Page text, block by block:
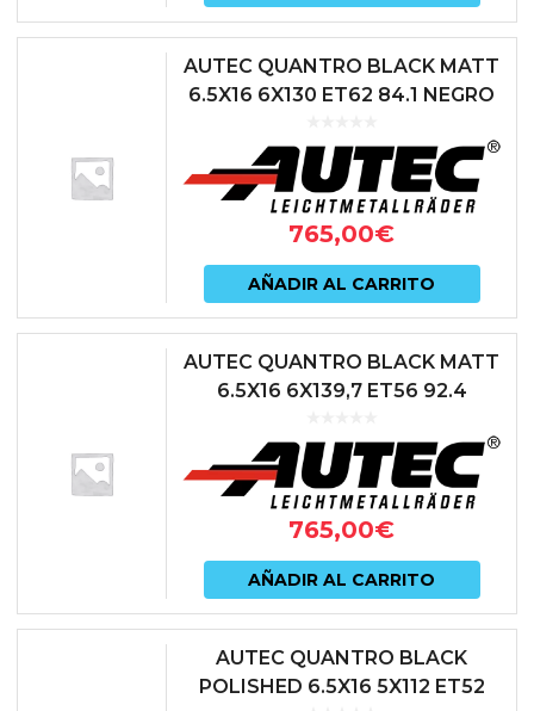
AUTEC QUANTRO BLACK MATT
6.5X16 6X130 ET62 84.1 NEGRO
765,00€
AÑADIR AL CARRITO
AUTEC QUANTRO BLACK MATT
6.5X16 6X139,7 ET56 92.4
765,00€
AÑADIR AL CARRITO
AUTEC QUANTRO BLACK
POLISHED 6.5X16 5X112 ET52